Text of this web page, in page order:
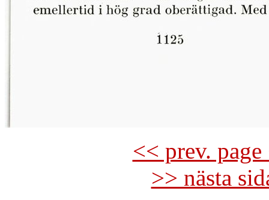
<< prev.
>> nästa